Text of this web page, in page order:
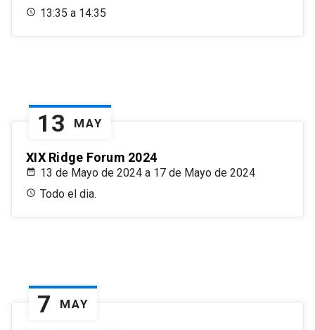
13:35 a 14:35
13 MAY
XIX Ridge Forum 2024
13 de Mayo de 2024 a 17 de Mayo de 2024
Todo el dia.
7 MAY